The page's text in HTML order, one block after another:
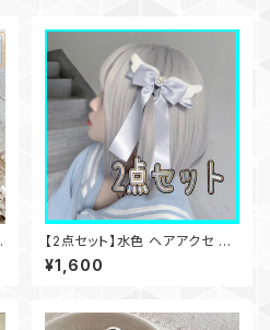
【2点セット】水色 ヘアアクセ 天
使界隈 地雷 サブカル 天使の羽
リボン
¥1,600